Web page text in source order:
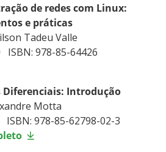
de redes com Linux:
e práticas
Tadeu Valle
ISBN: 978-85-64426
Diferenciais: Introdução
Motta
ISBN: 978-85-62798-02-3